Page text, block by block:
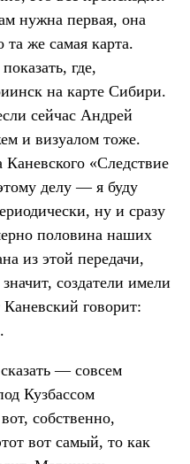
нужна первая, она
же самая карта.
где,
на карте Сибири.
сейчас Андрей
и визуалом тоже.
«Следствие
делу — я буду
ну и сразу
половина наших
из этой передачи,
создатели имели
Каневский говорит:
— совсем
Кузбассом
собственно,
вот самый, то как